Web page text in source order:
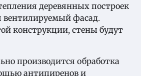
деревянных построек
вентилируемый фасад.
конструкции, стены будут
производится обработка
антипиренов и